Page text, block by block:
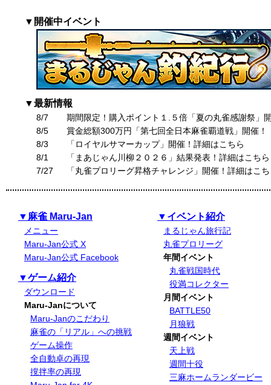
▼開催中イベント
▼最新情報
8/7
期間限定！購入ポイント１.５倍「夏の丸雀感謝祭」
8/5
賞金総額300万円「第七回全日本麻雀覇道戦」開催！
8/3
「ロイヤルサマーカップ」開催！詳細はこちら
8/1
「まあじゃん川柳２０２６」結果発表！詳細はこちら
7/27
「丸雀プロリーグ昇格チャレンジ」開催！詳細はこ
▼麻雀 Maru-Jan
メニュー
Maru-Jan公式 X
Maru-Jan公式 Facebook
▼ゲーム紹介
ダウンロード
Maru-Janについて
Maru-Janのこだわり
麻雀の「リアル」への挑戦
ゲーム操作
全自動卓の再現
撹拌率の再現
▼イベント紹介
まるじゃん旅行記
丸雀プロリーグ
年間イベント
丸雀戦国時代
役満コレクター
月間イベント
BATTLE50
月狼戦
週間イベント
天上戦
週間十役
三麻ホームランダービー